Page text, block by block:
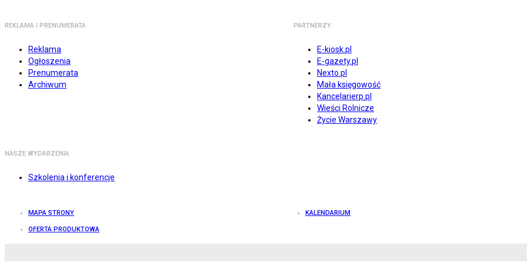
REKLAMA I PRENUMERATA
Reklama
Ogłoszenia
Prenumerata
Archiwum
PARTNERZY
E-kiosk.pl
E-gazety.pl
Nexto.pl
Mała księgowość
Kancelarierp.pl
Wieści Rolnicze
Życie Warszawy
NASZE WYDARZENIA
Szkolenia i konferencje
MAPA STRONY KALENDARIUM
OFERTA PRODUKTOWA